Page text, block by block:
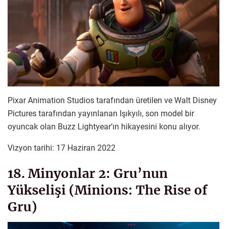
Pixar Animation Studios tarafından üretilen ve Walt Disney
Pictures tarafından yayınlanan Işıkyılı, son model bir
oyuncak olan Buzz Lightyear’ın hikayesini konu alıyor.
Vizyon tarihi: 17 Haziran 2022
18. Minyonlar 2: Gru’nun
Yükselişi (Minions: The Rise of
Gru)